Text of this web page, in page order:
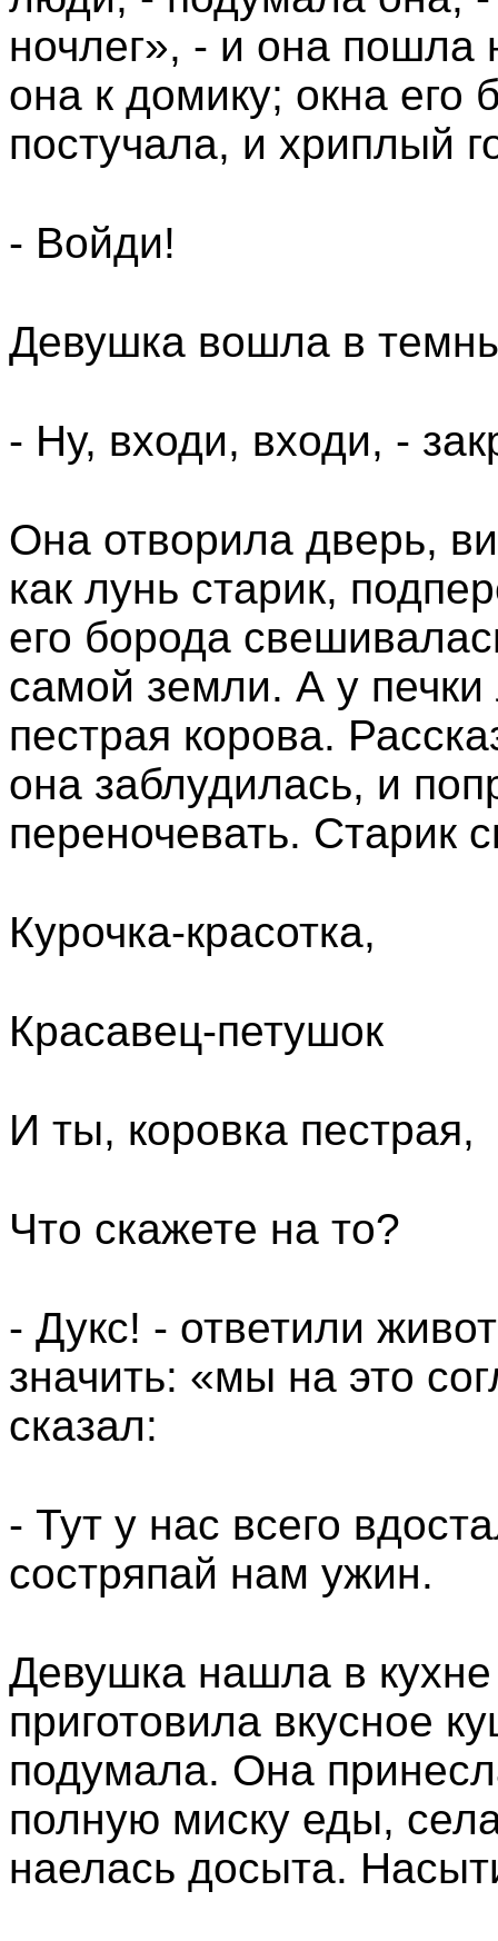
ночлег», - и она пошла
она к домику; окна
постучала, и хриплый
- Войди!
Девушка вошла в
- Ну, входи, входи, -
Она отворила дверь,
как лунь старик,
его борода
самой земли. А у
пестрая корова.
она заблудилась, и
переночевать. Старик
Курочка-красотка,
Красавец-петушок
И ты, коровка пестрая,
Что скажете на то?
- Дукс! - ответили
значить: «мы на это
сказал:
- Тут у нас всего
состряпай нам ужин.
Девушка нашла в кухне
приготовила вкусное
подумала. Она
полную миску еды,
наелась досыта.